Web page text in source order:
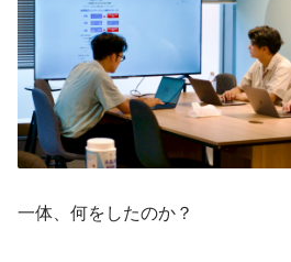
一体、何をしたのか？